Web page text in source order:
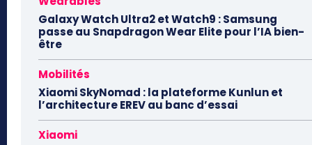
Galaxy Watch Ultra2 et Watch9 : Samsung
passe au Snapdragon Wear Elite pour l’IA bien-
être
Mobilités
Xiaomi SkyNomad : la plateforme Kunlun et
l’architecture EREV au banc d’essai
Xiaomi